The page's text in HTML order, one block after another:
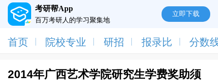
考研帮App
百万考研人的学习聚集地
立即下载
首页 院校专业 研招 报录比 分数
2014年广西艺术学院研究生学费奖助须